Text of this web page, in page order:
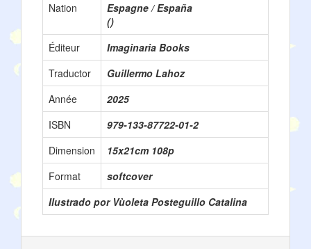
Nation
Espagne / España
()
Éditeur
Imaginaria Books
Traductor
Guillermo Lahoz
Année
2025
ISBN
979-133-87722-01-2
Dimension
15x21cm 108p
Format
softcover
Ilustrado por Vùoleta Posteguillo Catalina